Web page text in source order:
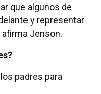
que algunos de
y representar
afirma Jenson.
padres para